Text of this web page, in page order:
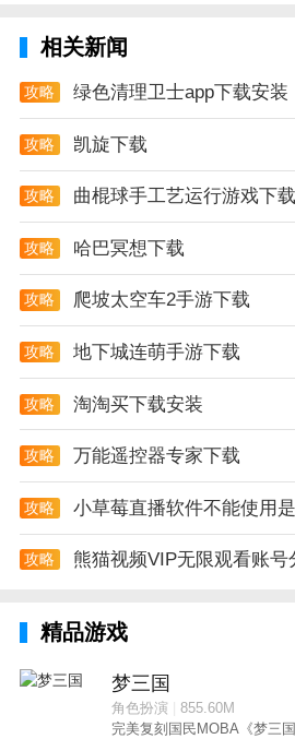
相关新闻
攻略 绿色清理卫士app下载安装
攻略 凯旋下载
攻略 曲棍球手工艺运行游戏下载
攻略 哈巴冥想下载
攻略 爬坡太空车2手游下载
攻略 地下城连萌手游下载
攻略 淘淘买下载安装
攻略 万能遥控器专家下载
攻略 小草莓直播软件不能使用
攻略 熊猫视频VIP无限观看账
精品游戏
梦三国
角色扮演| 855.60M
完美复刻国民MOBA《梦三国